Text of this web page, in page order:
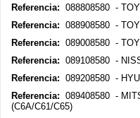
Referencia: 088808580 -
Referencia: 088908580 -
Referencia: 089008580 -
Referencia: 089108580 -
Referencia: 089208580 -
Referencia: 089408580 -
(C6A/C61/C65)